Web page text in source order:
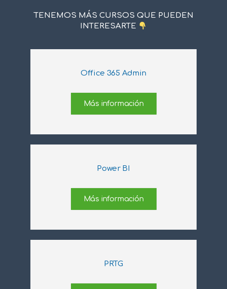
TENEMOS MÁS CURSOS QUE PUEDEN
INTERESARTE
Office 365 Admin
Más información
Power BI
Más información
PRTG